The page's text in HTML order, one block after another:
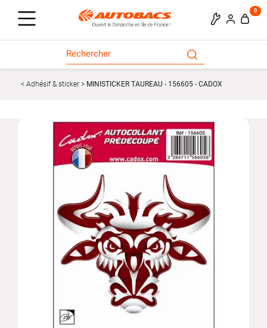
0
Adhésif & sticker MINISTICKER TAUREAU - 156605 - CADOX